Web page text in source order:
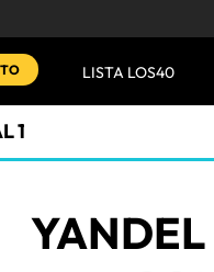
LISTA LOS40
1